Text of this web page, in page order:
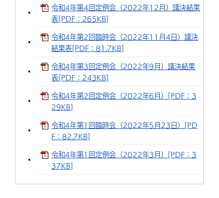
令和4年第4回定例会（2022年12月）議決結果
表[PDF：265KB]
令和4年第2回臨時会（2022年11月4日）議決
結果表[PDF：81.7KB]
令和4年第3回定例会（2022年9月）議決結果
表[PDF：243KB]
令和4年第2回定例会（2022年6月）[PDF：3
29KB]
令和4年第1回臨時会（2022年5月23日）[PD
F：82.7KB]
令和4年第1回定例会（2022年3月）[PDF：3
37KB]